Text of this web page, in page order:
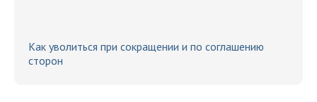
Как уволиться при сокращении и по соглашению
сторон